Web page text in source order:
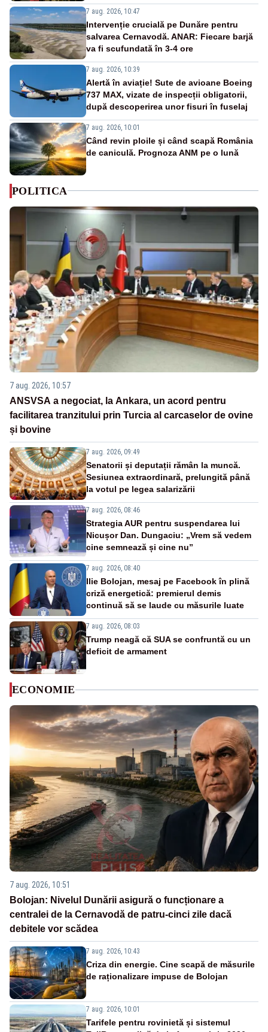
7 aug. 2026, 10:47
Intervenție crucială pe Dunăre pentru
salvarea Cernavodă. ANAR: Fiecare barjă
va fi scufundată în 3-4 ore
7 aug. 2026, 10:39
Alertă în aviație! Sute de avioane Boeing
737 MAX, vizate de inspecții obligatorii,
după descoperirea unor fisuri în fuselaj
7 aug. 2026, 10:01
Când revin ploile și când scapă România
de caniculă. Prognoza ANM pe o lună
POLITICA
7 aug. 2026, 10:57
ANSVSA a negociat, la Ankara, un acord pentru
facilitarea tranzitului prin Turcia al carcaselor de ovine
și bovine
7 aug. 2026, 09:49
Senatorii și deputații rămân la muncă.
Sesiunea extraordinară, prelungită până
la votul pe legea salarizării
7 aug. 2026, 08:46
Strategia AUR pentru suspendarea lui
Nicușor Dan. Dungaciu: „Vrem să vedem
cine semnează și cine nu”
7 aug. 2026, 08:40
Ilie Bolojan, mesaj pe Facebook în plină
criză energetică: premierul demis
continuă să se laude cu măsurile luate
7 aug. 2026, 08:03
Trump neagă că SUA se confruntă cu un
deficit de armament
ECONOMIE
7 aug. 2026, 10:51
Bolojan: Nivelul Dunării asigură o funcționare a
centralei de la Cernavodă de patru-cinci zile dacă
debitele vor scădea
7 aug. 2026, 10:43
Criza din energie. Cine scapă de măsurile
de raționalizare impuse de Bolojan
7 aug. 2026, 10:01
Tarifele pentru rovinietă și sistemul